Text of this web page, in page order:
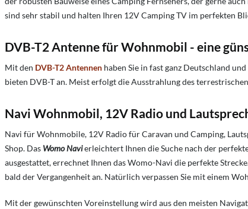
sind sehr stabil und halten Ihren 12V Camping TV im perfekten
DVB-T2 Antenne für Wohnmobil - eine
Mit den DVB-T2 Antennen haben Sie in fast ganz Deutschland
bieten DVB-T an. Meist erfolgt die Ausstrahlung des
Navi Wohnmobil, 12V Radio und
Navi für Wohnmobile, 12V Radio für Caravan und Camping,
Shop. Das Womo Navierleichtert Ihnen die Suche nach der
ausgestattet, errechnet Ihnen das Womo-Navi die perfekte
bald der Vergangenheit an. Natürlich verpassen Sie mit einem
Mit der gewünschten Voreinstellung wird aus den meisten